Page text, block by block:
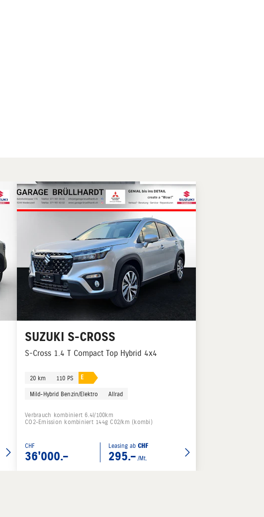
SUZUKI S-CROSS
S-Cross 1.4 T Compact Top Hybrid 4x4
20 km 110 PS E
Mild-Hybrid Benzin/Elektro Allrad
Verbrauch kombiniert 6.4l/100km
CO2-Emission kombiniert 144g C02/km (kombi)
CHF
36'000.–
Leasing ab CHF
295.– /Mt.